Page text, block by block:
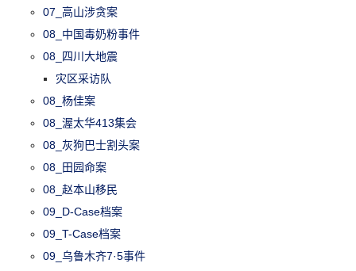
07_高山涉贪案
08_中国毒奶粉事件
08_四川大地震
灾区采访队
08_杨佳案
08_渥太华413集会
08_灰狗巴士割头案
08_田园命案
08_赵本山移民
09_D-Case档案
09_T-Case档案
09_乌鲁木齐7·5事件